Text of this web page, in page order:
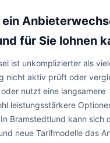
für Sie lohnen
ist unkomplizierter als
nicht aktiv prüft oder
nutzt eine langsamere
leistungsstärkere
Bramstedtlund kann sich
neue Tarifmodelle das